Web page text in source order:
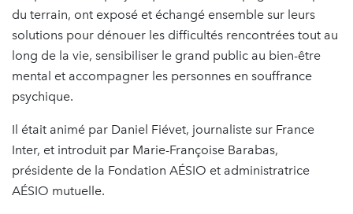
du terrain, ont exposé et échangé ensemble sur leurs
solutions pour dénouer les difficultés rencontrées tout au
long de la vie, sensibiliser le grand public au bien-être
mental et accompagner les personnes en souffrance
psychique.
Il était animé par Daniel Fiévet, journaliste sur France
Inter, et introduit par Marie-Françoise Barabas,
présidente de la Fondation AÉSIO et administratrice
AÉSIO mutuelle.